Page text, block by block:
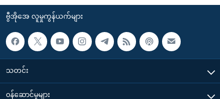
ဗွီအိုအေ လူမှုကွန်ယက်များ
သတင်း
၀န်ဆောင်မှုများ